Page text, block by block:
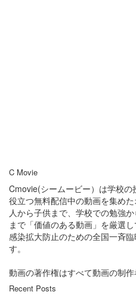
C Movie
Cmovie(シームービー）は学校
役立つ無料配信中の動画を集め
人から子供まで、学校での勉強
まで「価値のある動画」を厳選
感染拡大防止のための全国一斉
す。
動画の著作権はすべて動画の制作
Recent Posts